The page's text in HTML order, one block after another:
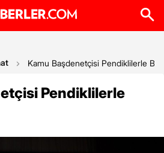
Kamu Başdenetçisi Pendiklilerle
Pendiklilerle